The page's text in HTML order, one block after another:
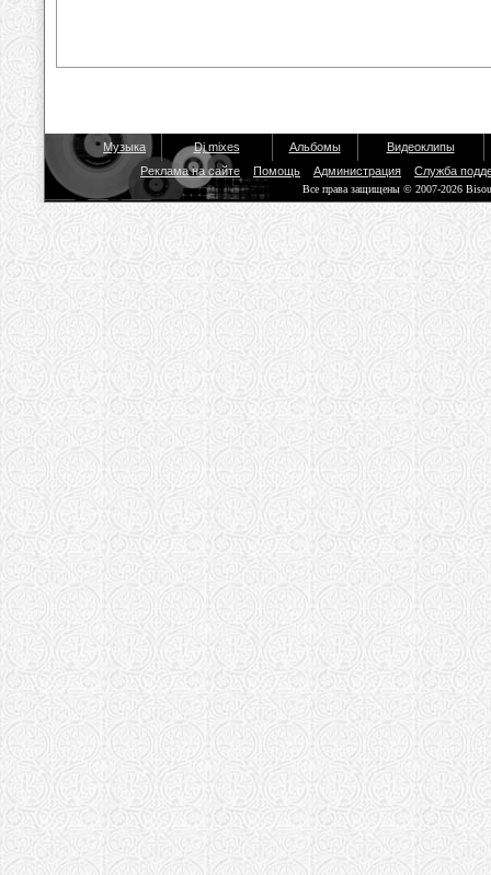
Музыка Dj mixes Альбомы
Видеоклипы
Реклама на сайте
Помощь Администрация Служба
Все права защищены © 2007-2026